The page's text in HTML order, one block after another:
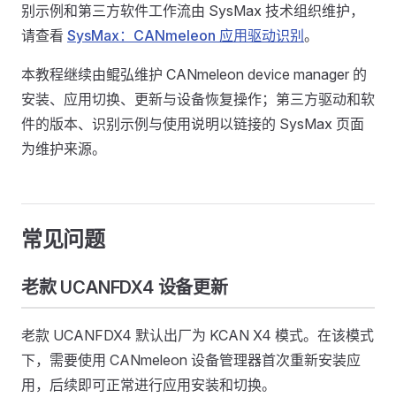
别示例和第三方软件工作流由 SysMax 技术组织维护，
请查看 SysMax：CANmeleon 应用驱动识别。
本教程继续由鲲弘维护 CANmeleon device manager 的
安装、应用切换、更新与设备恢复操作；第三方驱动和软
件的版本、识别示例与使用说明以链接的 SysMax 页面
为维护来源。
常见问题
老款 UCANFDX4 设备更新
老款 UCANFDX4 默认出厂为 KCAN X4 模式。在该模式
下，需要使用 CANmeleon 设备管理器首次重新安装应
用，后续即可正常进行应用安装和切换。